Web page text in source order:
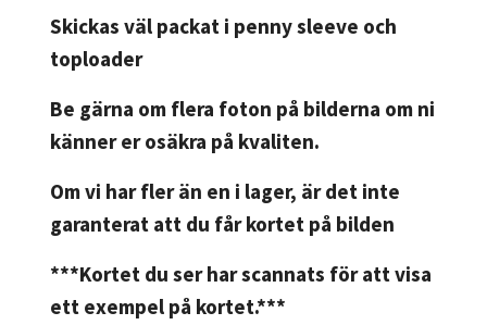
Skickas väl packat i penny sleeve och
toploader
Be gärna om flera foton på bilderna om ni
känner er osäkra på kvaliten.
Om vi har fler än en i lager, är det inte
garanterat att du får kortet på bilden
***Kortet du ser har scannats för att visa
ett exempel på kortet.***